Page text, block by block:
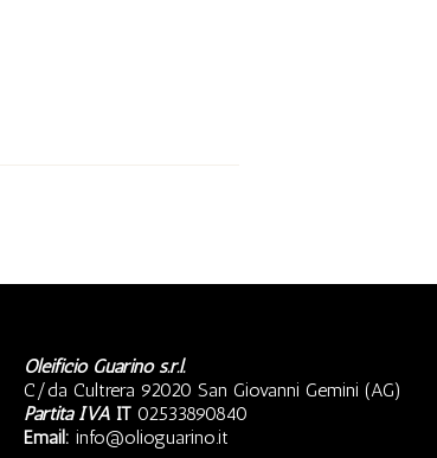
Oleificio Guarino s.r.l.
C/da Cultrera 92020 San Giovanni Gemini (AG)
Partita IVAIT 02533890840
Email: info@olioguarino.it